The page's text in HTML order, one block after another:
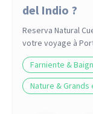
del Indio ?
Reserva Natural
votre voyage à
Farniente &
Nature & Grands